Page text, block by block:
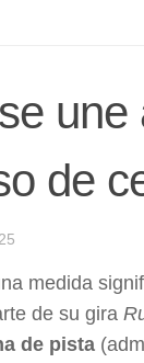
de
medida
de su gira
de pista